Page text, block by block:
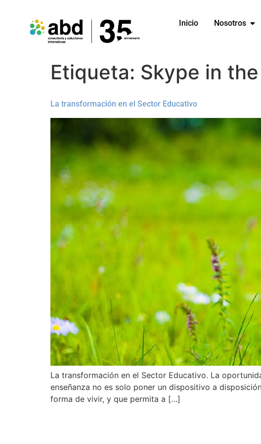
Inicio Nosotros
Etiqueta: Skype in
La transformación en el Sector Educativo
La transformación en el Sector Educativo. La
enseñanza no es solo poner un dispositivo a
forma de vivir, y que permita a […]